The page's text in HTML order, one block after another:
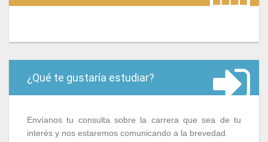
¿Qué te gustaría estudiar?
Envíanos tu consulta sobre la carrera que sea de tu
interés y nos estaremos comunicando a la brevedad.